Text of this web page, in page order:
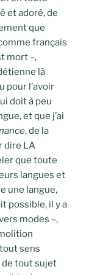
et adoré, de
que
français
mort –,
là
pour l’avoir
doit à peu
et que j’ai
, de la
dire LA
que toute
langues et
une langue,
possible, il y a
modes –,
sens
de tout sujet